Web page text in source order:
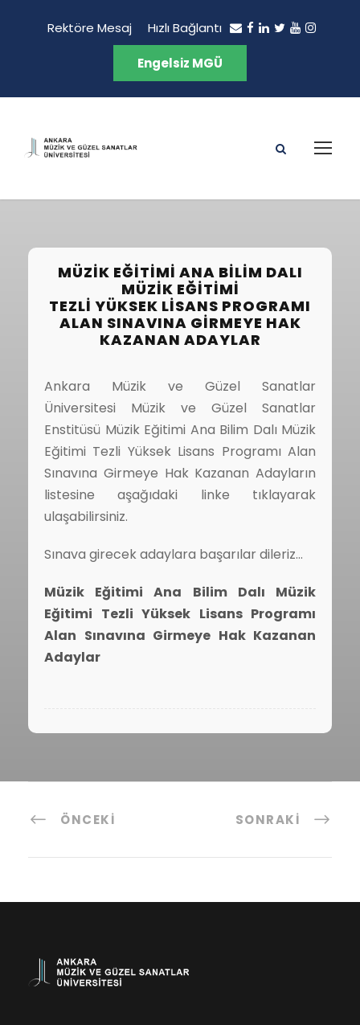
Rektöre Mesaj Hızlı Bağlantı
Engelsiz MGÜ
MÜZIK EĞITIMI ANA BILIM DALI
MÜZIK EĞITIMI
TEZLI YÜKSEK LISANS PROGRAMI
ALAN SINAVINA GIRMEYE HAK
KAZANAN ADAYLAR
Ankara Müzik ve Güzel Sanatlar
Üniversitesi Müzik ve Güzel Sanatlar
Enstitüsü Müzik Eğitimi Ana Bilim Dalı Müzik
Eğitimi Tezli Yüksek Lisans Programı Alan
Sınavına Girmeye Hak Kazanan Adayların
listesine aşağıdaki linke tıklayarak
ulaşabilirsiniz.
Sınava girecek adaylara başarılar dileriz…
Müzik Eğitimi Ana Bilim Dalı Müzik
Eğitimi Tezli Yüksek Lisans Programı
Alan Sınavına Girmeye Hak Kazanan
Adaylar
ÖNCEKI SONRAKI